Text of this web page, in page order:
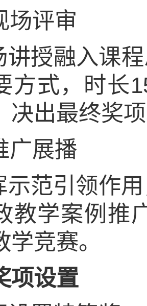
场评审
讲授融入课
方式，时长
决出最终奖
广展播
示范引领作
教学案例推
学竞赛。
项设置